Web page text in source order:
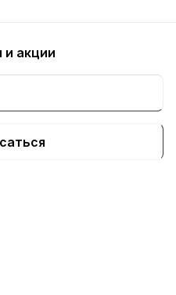
и акции